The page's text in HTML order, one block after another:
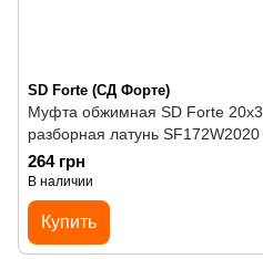
SD Forte (СД Форте)
Муфта обжимная SD Forte
разборная латунь SF172W2020
264 грн
В наличии
Купить